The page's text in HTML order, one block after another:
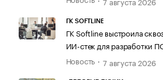
ГК SOFTLINE
ГК Softline выстроила
ИИ-стек для разработки
Новость
7 августа 2026